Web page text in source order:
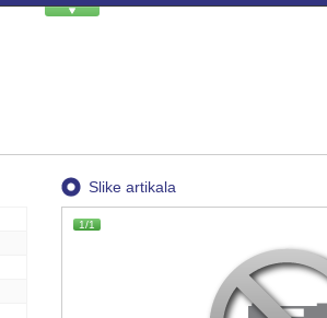
Slike artikala
1/1